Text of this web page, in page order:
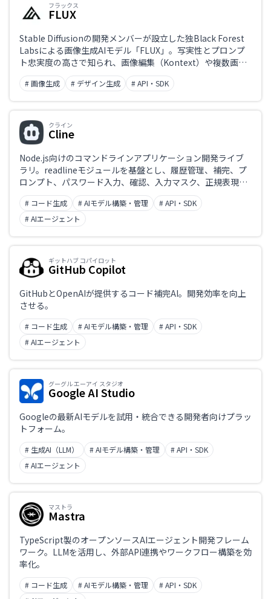
フラックス
FLUX
Stable Diffusionの開発メンバーが設立した独Black Forest
Labsによる画像生成AIモデル「FLUX」。写実性とプロンプ
ト忠実度の高さで知られ、画像編集（Kontext）や複数画像
を参照した一貫生成、画像内テキスト生成にも対応。ブラウ
ザのPlaygroundやAPIから利用でき、クレジット課金（1ク
レジット=$0.01）の従量制。
# 画像生成 # デザイン生成 # API・SDK
クライン
Cline
Node.js向けのコマンドラインアプリケーション開発ライブ
ラリ。readlineモジュールを基盤とし、履歴管理、補完、プ
ロンプト、パスワード入力、確認、入力マスク、正規表現に
よるコマンド定義など、対話型CLIの構築に必要な機能を備え
る。
# コード生成 # AIモデル構築・管理
# API・SDK
# AIエージェント
ギットハブ コパイロット
GitHub Copilot
GitHubとOpenAIが提供するコード補完AI。開発効率を向上
させる。
# コード生成 # AIモデル構築・管理
# API・SDK
# AIエージェント
グーグル エーアイ スタジオ
Google AI Studio
Googleの最新AIモデルを試用・統合できる開発者向けプラッ
トフォーム。
# 生成AI（LLM） # AIモデル構築・管理
# API・SDK
# AIエージェント
マストラ
Mastra
TypeScript製のオープンソースAIエージェント開発フレーム
ワーク。LLMを活用し、外部API連携やワークフロー構築を効
率化。
# コード生成 # AIモデル構築・管理
# API・SDK